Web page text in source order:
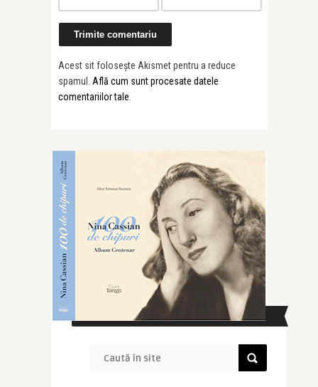
Acest sit folosește Akismet pentru a reduce
spamul. Află cum sunt procesate datele
comentariilor tale
CAUTĂ ÎN SITE